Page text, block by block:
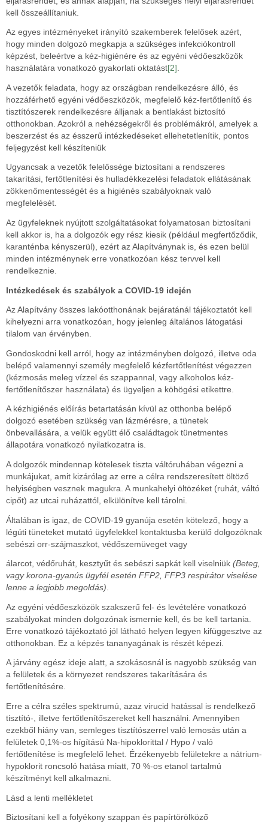
kell összeállítaniuk.
Az egyes intézményeket irányító szakemberek felelősek azért,
hogy minden dolgozó megkapja a szükséges infekciókontroll
képzést, beleértve a kéz-higiénére és az egyéni védőeszközök
használatára vonatkozó gyakorlati oktatást[2].
A vezetők feladata, hogy az országban rendelkezésre álló, és
hozzáférhető egyéni védőeszközök, megfelelő kéz-fertőtlenítő és
tisztítószerek rendelkezésre álljanak a bentlakást biztosító
otthonokban. Azokról a nehézségekről és problémákról, amelyek a
beszerzést és az ésszerű intézkedéseket ellehetetlenítik, pontos
feljegyzést kell készíteniük
Ugyancsak a vezetők felelőssége biztosítani a rendszeres
takarítási, fertőtlenítési és hulladékkezelési feladatok ellátásának
zökkenőmentességét és a higiénés szabályoknak való
megfelelését.
Az ügyfeleknek nyújtott szolgáltatásokat folyamatosan biztosítani
kell akkor is, ha a dolgozók egy rész kiesik (például megfertőződik,
karanténba kényszerül), ezért az Alapítványnak is, és ezen belül
minden intézménynek erre vonatkozóan kész tervvel kell
rendelkeznie.
Intézkedések és szabályok a COVID-19 idején
Az Alapítvány összes lakóotthonának bejáratánál tájékoztatót kell
kihelyezni arra vonatkozóan, hogy jelenleg általános látogatási
tilalom van érvényben.
Gondoskodni kell arról, hogy az intézményben dolgozó, illetve oda
belépő valamennyi személy megfelelő kézfertőtlenítést végezzen
(kézmosás meleg vízzel és szappannal, vagy alkoholos kéz-
fertőtlenítőszer használata) és ügyeljen a köhögési etikettre.
A kézhigiénés előírás betartatásán kívül az otthonba belépő
dolgozó esetében szükség van lázmérésre, a tünetek
önbevallására, a velük együtt élő családtagok tünetmentes
állapotára vonatkozó nyilatkozatra is.
A dolgozók mindennap kötelesek tiszta váltóruhában végezni a
munkájukat, amit kizárólag az erre a célra rendszeresített öltöző
helyiségben vesznek magukra. A munkahelyi öltözéket (ruhát, váltó
cipőt) az utcai ruházattól, elkülönítve kell tárolni.
Általában is igaz, de COVID-19 gyanúja esetén kötelező, hogy a
légúti tüneteket mutató ügyfelekkel kontaktusba kerülő dolgozóknak
sebészi orr-szájmaszkot, védőszemüveget vagy
álarcot, védőruhát, kesztyűt és sebészi sapkát kell viselniük (Beteg,
vagy korona-gyanús ügyfél esetén FFP2, FFP3 respirátor viselése
lenne a legjobb megoldás)
Az egyéni védőeszközök szakszerű fel- és levételére vonatkozó
szabályokat minden dolgozónak ismernie kell, és be kell tartania.
Erre vonatkozó tájékoztató jól látható helyen legyen kifüggesztve az
otthonokban. Ez a képzés tananyagának is részét képezi.
A járvány egész ideje alatt, a szokásosnál is nagyobb szükség van
a felületek és a környezet rendszeres takarítására és
fertőtlenítésére.
Erre a célra széles spektrumú, azaz virucid hatással is rendelkező
tisztító-, illetve fertőtlenítőszereket kell használni. Amennyiben
ezekből hiány van, semleges tisztítószerrel való lemosás után a
felületek 0,1%-os hígítású Na-hipoklorittal / Hypo / való
fertőtlenítése is megfelelő lehet. Érzékenyebb felületekre a nátrium-
hypoklorit roncsoló hatása miatt, 70 %-os etanol tartalmú
készítményt kell alkalmazni.
Lásd a lenti mellékletet
Biztosítani kell a folyékony szappan és papírtörölköző